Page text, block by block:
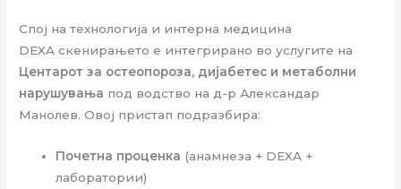
Спој на технологија и интерна медицина
DEXA скенирањето е интегрирано во услугите на
Центарот за остеопороза, дијабетес и метаболни
нарушувања под водство на д-р Александар
Манолев. Овој пристап подразбира:
Почетна проценка (анамнеза + DEXA +
лаборатории)